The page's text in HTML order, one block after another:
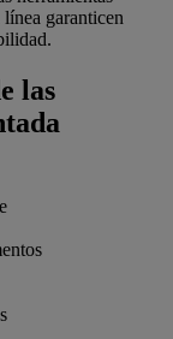
garanticen
las